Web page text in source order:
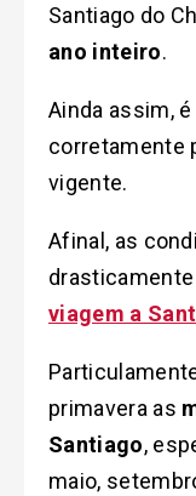
Santiago do
ano inteiro.
Ainda assim,
corretamente
vigente.
Afinal, as
viagem a
primavera as
Santiago,
maio,